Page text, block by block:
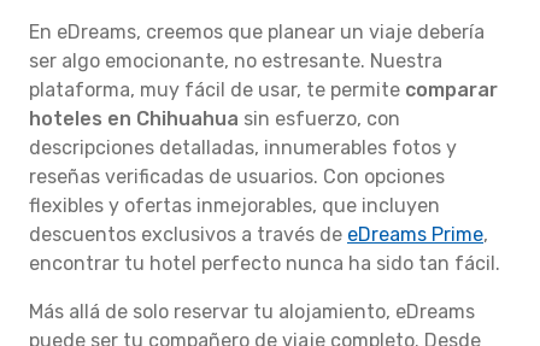
En eDreams, creemos que planear un viaje debería
ser algo emocionante, no estresante. Nuestra
plataforma, muy fácil de usar, te permite comparar
hoteles en Chihuahua sin esfuerzo, con
descripciones detalladas, innumerables fotos y
reseñas verificadas de usuarios. Con opciones
flexibles y ofertas inmejorables, que incluyen
descuentos exclusivos a través de eDreams Prime,
encontrar tu hotel perfecto nunca ha sido tan fácil.
Más allá de solo reservar tu alojamiento, eDreams
puede ser tu compañero de viaje completo. Desde